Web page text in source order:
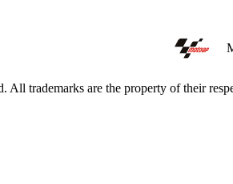
trademarks are the property of their